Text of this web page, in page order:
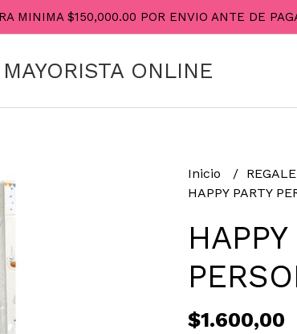
MINIMA $150,000.00 POR ENVIO ANTE DE
MAYORISTA ONLINE
Inicio
HAPPY PARTY
$1.600,00